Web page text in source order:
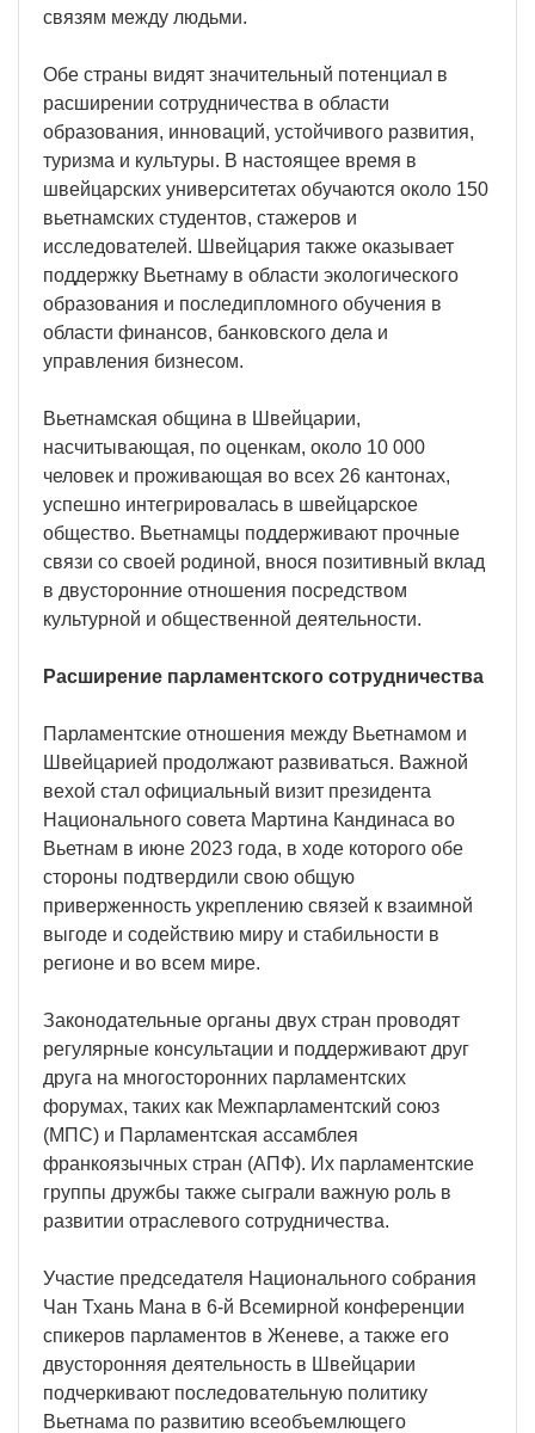
связям между людьми.
Обе страны видят значительный потенциал в
расширении сотрудничества в области
образования, инноваций, устойчивого развития,
туризма и культуры. В настоящее время в
швейцарских университетах обучаются около 150
вьетнамских студентов, стажеров и
исследователей. Швейцария также оказывает
поддержку Вьетнаму в области экологического
образования и последипломного обучения в
области финансов, банковского дела и
управления бизнесом.
Вьетнамская община в Швейцарии,
насчитывающая, по оценкам, около 10 000
человек и проживающая во всех 26 кантонах,
успешно интегрировалась в швейцарское
общество. Вьетнамцы поддерживают прочные
связи со своей родиной, внося позитивный вклад
в двусторонние отношения посредством
культурной и общественной деятельности.
Расширение парламентского сотрудничества
Парламентские отношения между Вьетнамом и
Швейцарией продолжают развиваться. Важной
вехой стал официальный визит президента
Национального совета Мартина Кандинаса во
Вьетнам в июне 2023 года, в ходе которого обе
стороны подтвердили свою общую
приверженность укреплению связей к взаимной
выгоде и содействию миру и стабильности в
регионе и во всем мире.
Законодательные органы двух стран проводят
регулярные консультации и поддерживают друг
друга на многосторонних парламентских
форумах, таких как Межпарламентский союз
(МПС) и Парламентская ассамблея
франкоязычных стран (АПФ). Их парламентские
группы дружбы также сыграли важную роль в
развитии отраслевого сотрудничества.
Участие председателя Национального собрания
Чан Тхань Мана в 6-й Всемирной конференции
спикеров парламентов в Женеве, а также его
двусторонняя деятельность в Швейцарии
подчеркивают последовательную политику
Вьетнама по развитию всеобъемлющего